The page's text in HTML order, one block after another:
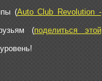
(Auto Club Revolution -
(поделиться этой